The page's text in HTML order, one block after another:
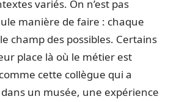
variés. On n’est pas
manière de faire : chaque
champ des possibles. Certains
place là où le métier est
cette collègue qui a
un musée, une expérience